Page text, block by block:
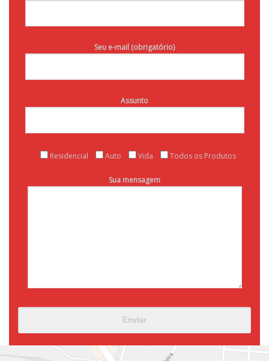
Seu e-mail (obrigatório)
Assunto
Residencial Auto Vida Todos os Produtos
Sua mensagem